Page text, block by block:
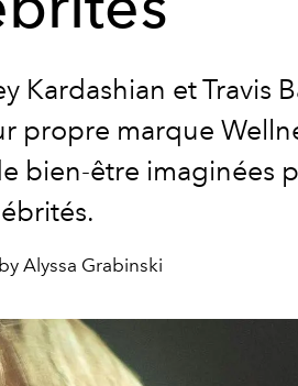
Kardashian et Travis
propre marque
bien-être imaginées
Alyssa Grabinski